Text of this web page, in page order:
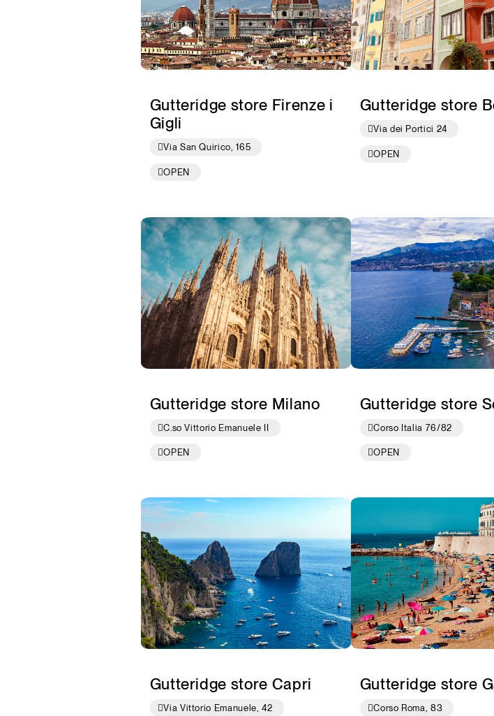
Gutteridge store Firenze i
Gigli
Via San Quirico, 165
OPEN
Gutteridge store
Via dei Portici 24
OPEN
Gutteridge store Milano
C.so Vittorio Emanuele II
OPEN
Gutteridge store
Corso Italia 76/82
OPEN
Gutteridge store Capri
Via Vittorio Emanuele, 42
Gutteridge store
Corso Roma, 83